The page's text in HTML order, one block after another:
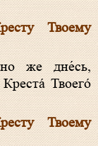
Твоему
Твоего́
Твоему